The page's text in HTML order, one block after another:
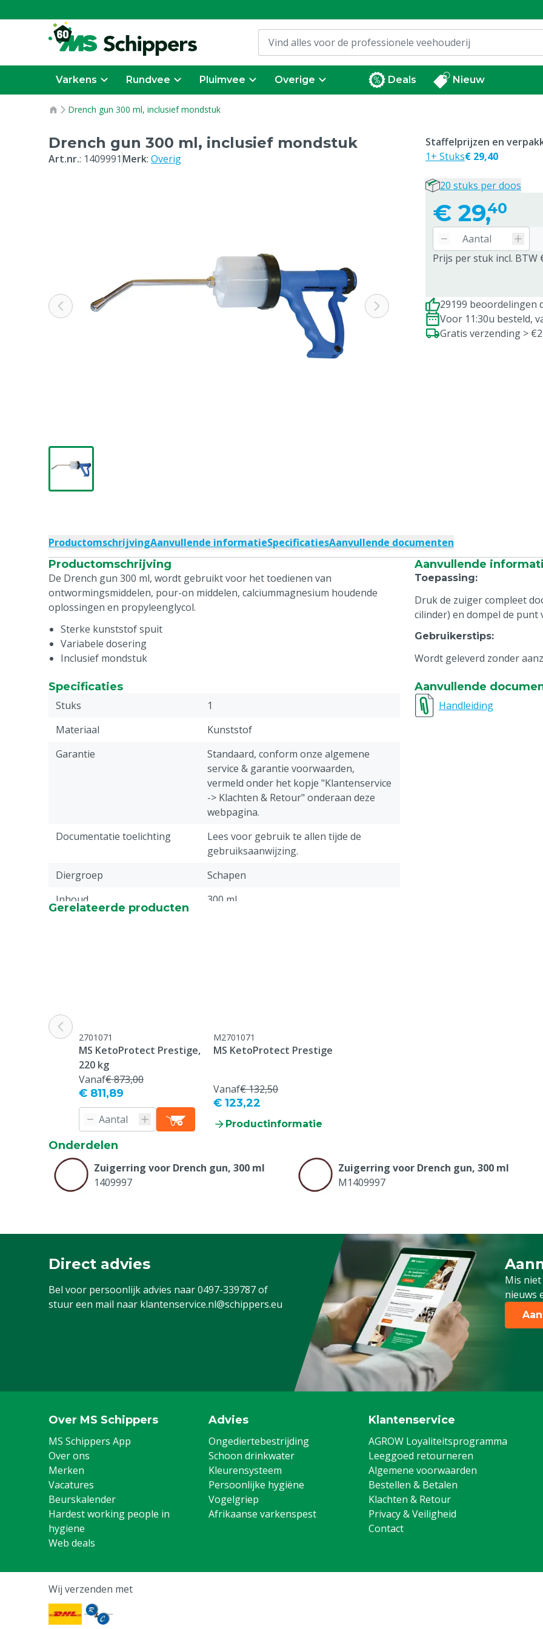
Varkens Rundvee Pluimvee Overige Deals Nieuw
Drench gun 300 ml, inclusief mondstuk
Drench gun 300 ml, inclusief mondstuk
Art.nr.: 1409991 Merk: Overig
€ 29,40
Prijs per stuk incl. BTW
Staffelprijzen en
1+ Stuks€ 29,40
20 stuks per doos
29199 beoordelingen
Voor 11:30u besteld,
Gratis verzending >
ProductomschrijvingAanvullende informatieSpecificatiesAanvullende documenten
Productomschrijving
De Drench gun 300 ml, wordt gebruikt voor het toedienen van
ontwormingsmiddelen, pour-on middelen, calciummagnesium houdende
oplossingen en propyleenglycol.
Sterke kunststof spuit
Variabele dosering
Inclusief mondstuk
Aanvullende
Toepassing:
Druk de zuiger compleet
cilinder) en dompel de
Gebruikerstips:
Wordt geleverd zonder
Specificaties
Stuks
1
Materiaal
Kunststof
Garantie
Standaard, conform onze algemene
service & garantie voorwaarden,
vermeld onder het kopje "Klantenservice
-> Klachten & Retour" onderaan deze
webpagina.
Documentatie toelichting
Lees voor gebruik te allen tijde de
gebruiksaanwijzing.
Diergroep
Schapen
Inhoud
300 ml
Aanvullende
Handleiding
Gerelateerde producten
2701071
MS KetoProtect Prestige,
220 kg
Vanaf€ 873,00
€ 811,89
M2701071
MS KetoProtect Prestige
Vanaf€ 132,50
€ 123,22
Productinformatie
Onderdelen
Zuigerring voor Drench gun, 300 ml
1409997
Zuigerring voor Drench gun, 300 ml
M1409997
Direct advies
Bel voor persoonlijk advies naar0497-339787of
stuur een mail naar klantenservice.nl@schippers.eu
Mis
nieuws
Schrijf
Over MS Schippers
MS Schippers App
Over ons
Merken
Vacatures
Beurskalender
Hardest working people in
hygiene
Web deals
Advies
Ongediertebestrijding
Schoon drinkwater
Kleurensysteem
Persoonlijke hygiëne
Vogelgriep
Afrikaanse varkenspest
Klantenservice
AGROW Loyaliteitsprogramma
Leeggoed retourneren
Algemene voorwaarden
Bestellen & Betalen
Klachten & Retour
Privacy & Veiligheid
Contact
Wij verzenden met